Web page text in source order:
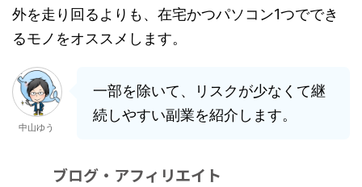
外を走り回るよりも、在宅かつパソコン1つででき
るモノをオススメします。
中山ゆう
一部を除いて、リスクが少なくて継
続しやすい副業を紹介します。
ブログ・アフィリエイト